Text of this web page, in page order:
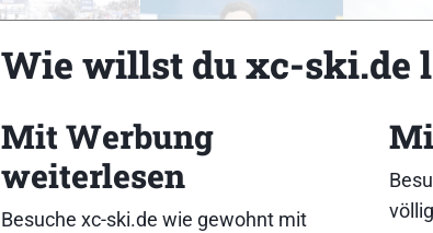
22
Wie willst du xc-ski.de
Mit Werbung
weiterlesen
Besuche xc-ski.de wie gewohnt mit